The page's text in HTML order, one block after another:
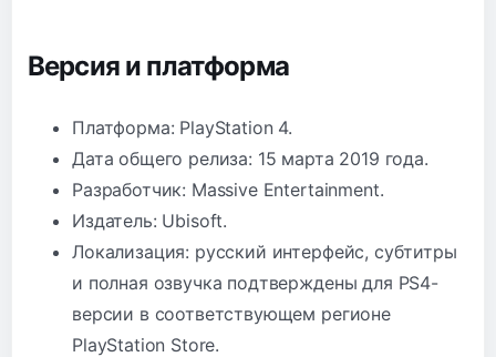
Версия и платформа
Платформа: PlayStation 4.
Дата общего релиза: 15 марта 2019 года.
Разработчик: Massive Entertainment.
Издатель: Ubisoft.
Локализация: русский интерфейс, субтитры
и полная озвучка подтверждены для PS4-
версии в соответствующем регионе
PlayStation Store.